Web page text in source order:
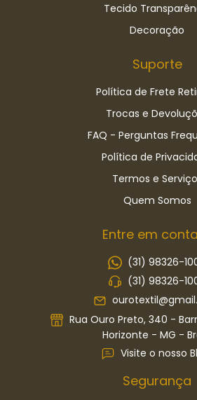
Tecido
Decoração
Suporte
Política de Frete
Trocas e
FAQ - Perguntas
Política de
Termos e
Quem Somos
Entre em
(31) 98326-
(31) 98326-
Rua Ouro Preto, 340 -
Horizonte - MG -
Visite o nosso
Segurança